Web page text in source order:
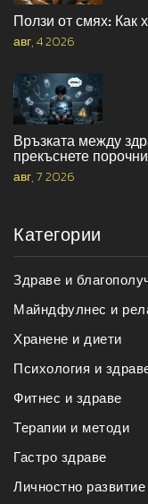
Ползи от смях: Как
авг, 4 2026
Връзката между
прекъснете
авг, 7 2026
Категории
Здраве и
Майндфулнес и
Хранене и диети
Психология и
Фитнес и здраве
Терапии и методи
Гастро здраве
Личностно развитие